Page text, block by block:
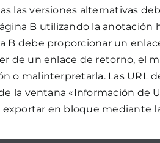
las versiones alternativas
B utilizando la anotación
B debe proporcionar un
de un enlace de retorno, el
o malinterpretarla. Las URL
la ventana «Información de
en bloque mediante